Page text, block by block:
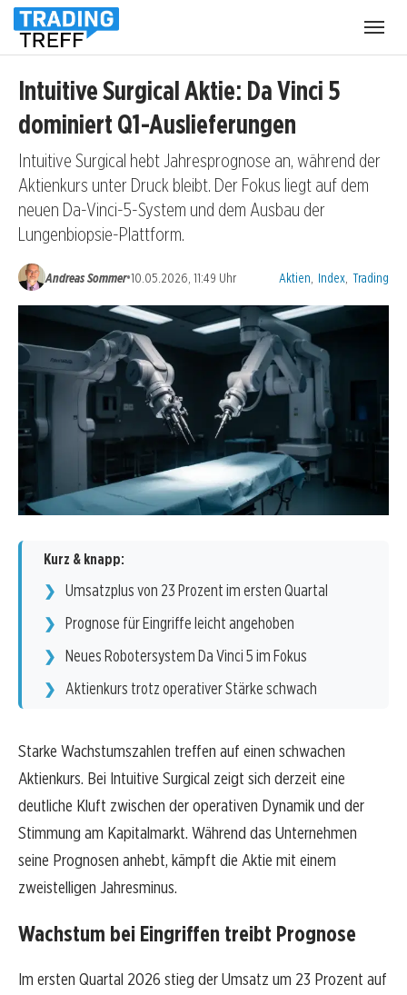
Intuitive Surgical Aktie: Da Vinci 5
dominiert Q1-Auslieferungen
Intuitive Surgical hebt Jahresprognose an, während der
Aktienkurs unter Druck bleibt. Der Fokus liegt auf dem
neuen Da-Vinci-5-System und dem Ausbau der
Lungenbiopsie-Plattform.
Andreas Sommer•10.05.2026, 11:49 Uhr Kategorien:
Aktien Index Trading
Kurz & knapp:
Umsatzplus von 23 Prozent im ersten Quartal
Prognose für Eingriffe leicht angehoben
Neues Robotersystem Da Vinci 5 im Fokus
Aktienkurs trotz operativer Stärke schwach
Starke Wachstumszahlen treffen auf einen schwachen
Aktienkurs. Bei Intuitive Surgical zeigt sich derzeit eine
deutliche Kluft zwischen der operativen Dynamik und der
Stimmung am Kapitalmarkt. Während das Unternehmen
seine Prognosen anhebt, kämpft die Aktie mit einem
zweistelligen Jahresminus.
Wachstum bei Eingriffen treibt Prognose
Im ersten Quartal 2026 stieg der Umsatz um 23 Prozent auf